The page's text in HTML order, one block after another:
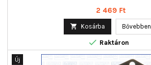
Ár
2 469 Ft
 Kosárba Bővebben
 Raktáron
Új